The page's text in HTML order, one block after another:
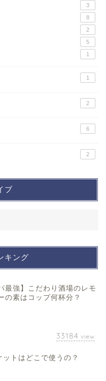
3
8
2
5
1
1
2
6
2
ブ
キング
最強】こだわり酒場のレモ
の素はコップ何杯分？
33184 view
ットはどこで使うの？